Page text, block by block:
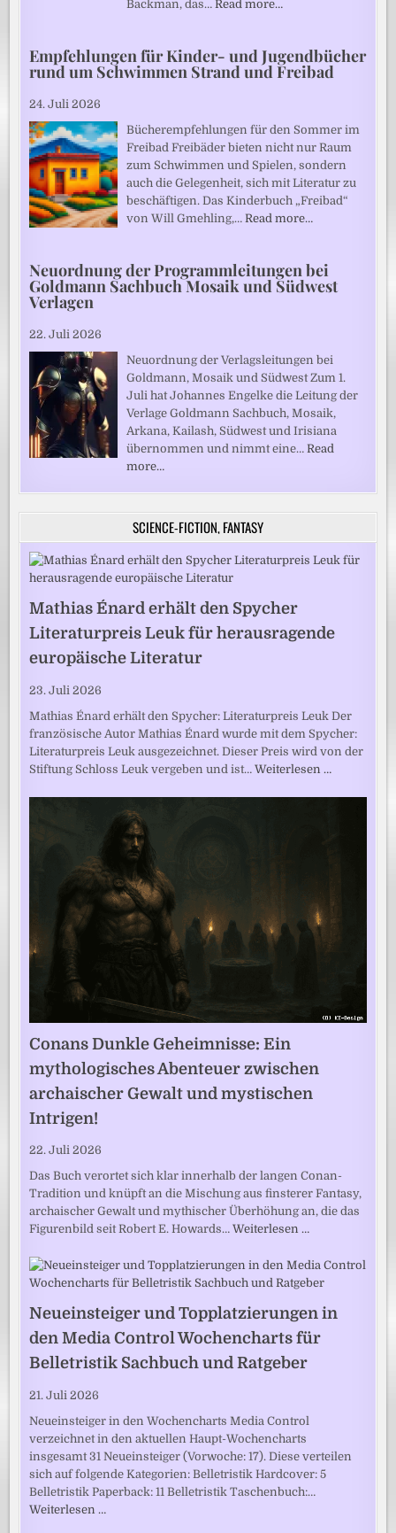
Backman, das… Read more…
Empfehlungen für Kinder- und Jugendbücher
rund um Schwimmen Strand und Freibad
24. Juli 2026
Bücherempfehlungen für den Sommer im
Freibad Freibäder bieten nicht nur Raum
zum Schwimmen und Spielen, sondern
auch die Gelegenheit, sich mit Literatur zu
beschäftigen. Das Kinderbuch „Freibad“
von Will Gmehling,…Read more…
Neuordnung der Programmleitungen bei
Goldmann Sachbuch Mosaik und Südwest
Verlagen
22. Juli 2026
Neuordnung der Verlagsleitungen bei
Goldmann, Mosaik und Südwest Zum 1.
Juli hat Johannes Engelke die Leitung der
Verlage Goldmann Sachbuch, Mosaik,
Arkana, Kailash, Südwest und Irisiana
übernommen und nimmt eine…Read
more…
SCIENCE-FICTION, FANTASY
Mathias Énard erhält den Spycher
Literaturpreis Leuk für herausragende
europäische Literatur
23. Juli 2026
Mathias Énard erhält den Spycher: Literaturpreis Leuk Der
französische Autor Mathias Énard wurde mit dem Spycher:
Literaturpreis Leuk ausgezeichnet. Dieser Preis wird von der
Stiftung Schloss Leuk vergeben und ist…Weiterlesen …
Conans Dunkle Geheimnisse: Ein
mythologisches Abenteuer zwischen
archaischer Gewalt und mystischen
Intrigen!
22. Juli 2026
Das Buch verortet sich klar innerhalb der langen Conan-
Tradition und knüpft an die Mischung aus finsterer Fantasy,
archaischer Gewalt und mythischer Überhöhung an, die das
Figurenbild seit Robert E. Howards…Weiterlesen …
Neueinsteiger und Topplatzierungen in
den Media Control Wochencharts für
Belletristik Sachbuch und Ratgeber
21. Juli 2026
Neueinsteiger in den Wochencharts Media Control
verzeichnet in den aktuellen Haupt-Wochencharts
insgesamt 31 Neueinsteiger (Vorwoche: 17). Diese verteilen
sich auf folgende Kategorien: Belletristik Hardcover: 5
Belletristik Paperback: 11 Belletristik Taschenbuch:…
Weiterlesen …